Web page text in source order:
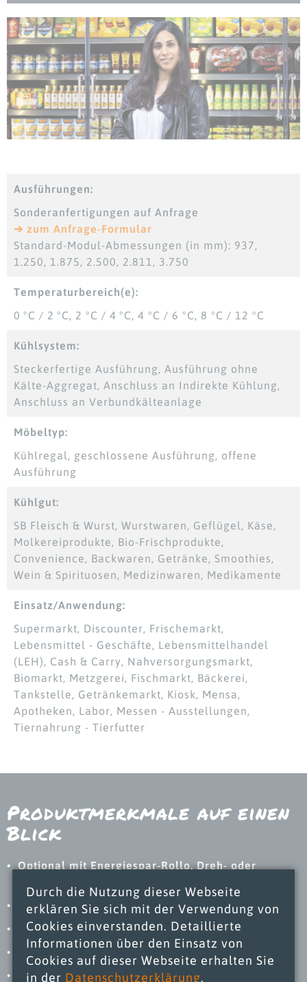
Ausführungen:
Sonderanfertigungen auf Anfrage
➔ zum Anfrage-Formular
Standard-Modul-Abmessungen (in mm): 937,
1.250, 1.875, 2.500, 2.811, 3.750
Temperaturbereich(e):
0 °C / 2 °C, 2 °C / 4 °C, 4 °C / 6 °C, 8 °C / 12 °C
Kühlsystem:
Steckerfertige Ausführung, Ausführung ohne
Kälte-Aggregat, Anschluss an Indirekte Kühlung,
Anschluss an Verbundkälteanlage
Möbeltyp:
Kühlregal, geschlossene Ausführung, offene
Ausführung
Kühlgut:
SB Fleisch & Wurst, Wurstwaren, Geflügel, Käse,
Molkereiprodukte, Bio-Frischprodukte,
Convenience, Backwaren, Getränke, Smoothies,
Wein & Spirituosen, Medizinwaren, Medikamente
Einsatz/Anwendung:
Supermarkt, Discounter, Frischemarkt,
Lebensmittel - Geschäfte, Lebensmittelhandel
(LEH), Cash & Carry, Nahversorgungsmarkt,
Biomarkt, Metzgerei, Fischmarkt, Bäckerei,
Tankstelle, Getränkemarkt, Kiosk, Mensa,
Apotheken, Labor, Messen - Ausstellungen,
Tiernahrung - Tierfutter
Produktmerkmale auf einen
Blick
Optional mit Energiespar-Rollo, Dreh- oder
Energieoptimierte Verdampferventilatoren
Energiesparlüfter „ebm-papst“
Automatische Tauwasserverdunstung
Große Warensichtfläche
Durch die Nutzung dieser Webseite
erklären Sie sich mit der Verwendung von
Cookies einverstanden. Detaillierte
Informationen über den Einsatz von
Cookies auf dieser Webseite erhalten Sie
in der Datenschutzerklärung.